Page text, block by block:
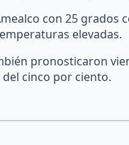
con 25 grados
elevadas.
pronosticaron
cinco por ciento.